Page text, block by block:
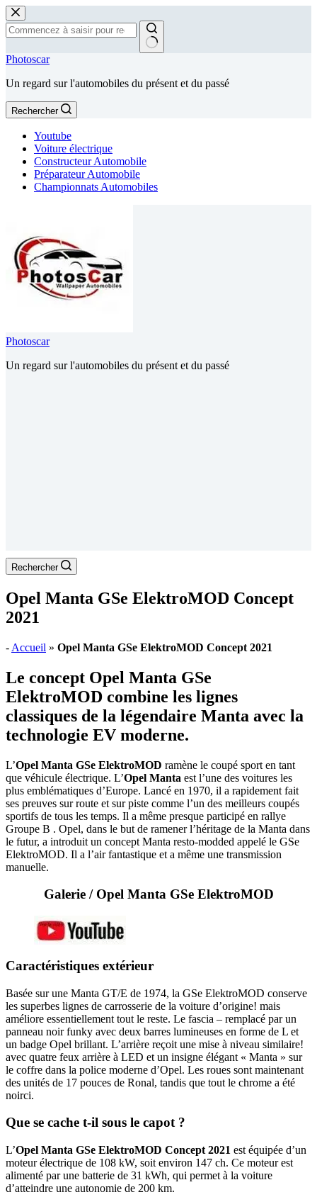
Passer
au
contenu
Aucun
Photoscar
Un regard sur l'automobiles du présent et du passé
Rechercher
Youtube
Voiture électrique
Constructeur Automobile
Préparateur Automobile
Championnats Automobiles
Photoscar
Un regard sur l'automobiles du présent et du passé
Rechercher
Opel Manta GSe ElektroMOD Concept
2021
- Accueil » Opel Manta GSe ElektroMOD Concept 2021
Le concept Opel Manta GSe
ElektroMOD combine les lignes
classiques de la légendaire Manta avec la
technologie EV moderne.
L’Opel Manta GSe ElektroMOD ramène le coupé sport en tant
que véhicule électrique. L’Opel Manta est l’une des voitures les
plus emblématiques d’Europe. Lancé en 1970, il a rapidement fait
ses preuves sur route et sur piste comme l’un des meilleurs coupés
sportifs de tous les temps. Il a même presque participé en rallye
Groupe B . Opel, dans le but de ramener l’héritage de la Manta dans
le futur, a introduit un concept Manta resto-modded appelé le GSe
ElektroMOD. Il a l’air fantastique et a même une transmission
manuelle.
Galerie / Opel Manta GSe ElektroMOD
Caractéristiques extérieur
Basée sur une Manta GT/E de 1974, la GSe ElektroMOD conserve
les superbes lignes de carrosserie de la voiture d’origine! mais
améliore essentiellement tout le reste. Le fascia – remplacé par un
panneau noir funky avec deux barres lumineuses en forme de L et
un badge Opel brillant. L’arrière reçoit une mise à niveau similaire!
avec quatre feux arrière à LED et un insigne élégant « Manta » sur
le coffre dans la police moderne d’Opel. Les roues sont maintenant
des unités de 17 pouces de Ronal, tandis que tout le chrome a été
noirci.
Que se cache t-il sous le capot ?
L’Opel Manta GSe ElektroMOD Concept 2021 est équipée d’un
moteur électrique de 108 kW, soit environ 147 ch. Ce moteur est
alimenté par une batterie de 31 kWh, qui permet à la voiture
d’atteindre une autonomie de 200 km.